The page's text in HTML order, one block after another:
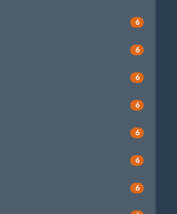
6
6
6
6
6
6
6